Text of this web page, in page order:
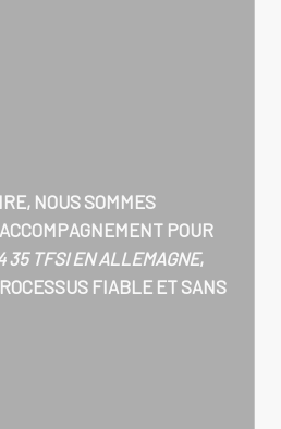
NOUS SOMMES
POUR
35 TFSI EN ALLEMAGNE,
FIABLE ET SANS